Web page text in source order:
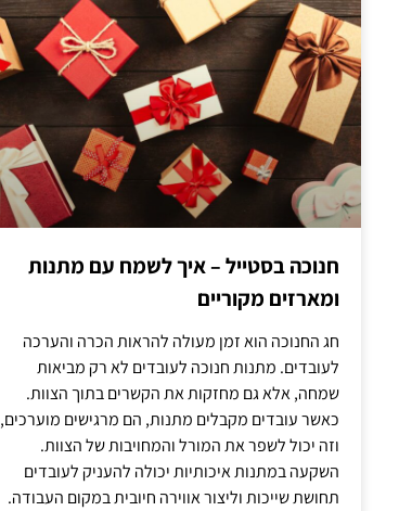
חנוכה בסטייל – איך לשמח עם מתנות
ומארזים מקוריים
חג החנוכה הוא זמן מעולה להראות הכרה והערכה
לעובדים. מתנות חנוכה לעובדים לא רק מביאות
שמחה, אלא גם מחזקות את הקשרים בתוך הצוות.
כאשר עובדים מקבלים מתנות, הם מרגישים מוערכים,
וזה יכול לשפר את המורל והמחויבות של הצוות.
השקעה במתנות איכותיות יכולה להעניק לעובדים
תחושת שייכות וליצור אווירה חיובית במקום העבודה.